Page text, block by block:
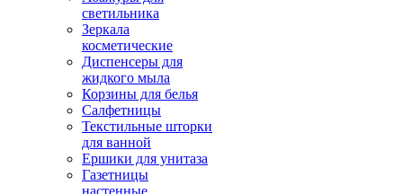
светильника
Зеркала
косметические
Диспенсеры для
жидкого мыла
Корзины для белья
Салфетницы
Текстильные шторки
для ванной
Ершики для унитаза
Газетницы
настенные